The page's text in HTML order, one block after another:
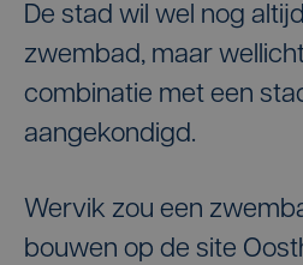
De stad wil wel nog
zwembad, maar
combinatie met een
aangekondigd.
Wervik zou een
bouwen op de site